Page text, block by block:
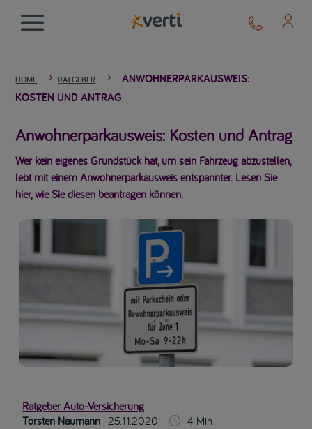
HOME 5 RATGEBER 5
ANWOHNERPARKAUSWEIS:
KOSTEN UND ANTRAG
Anwohnerparkausweis: Kosten und Antrag
Wer kein eigenes Grundstück hat, um sein Fahrzeug abzustellen,
lebt mit einem Anwohnerparkausweis entspannter. Lesen Sie
hier, wie Sie diesen beantragen können.
Ratgeber Auto-Versicherung
Torsten Naumann 25.11.2020 4 Min